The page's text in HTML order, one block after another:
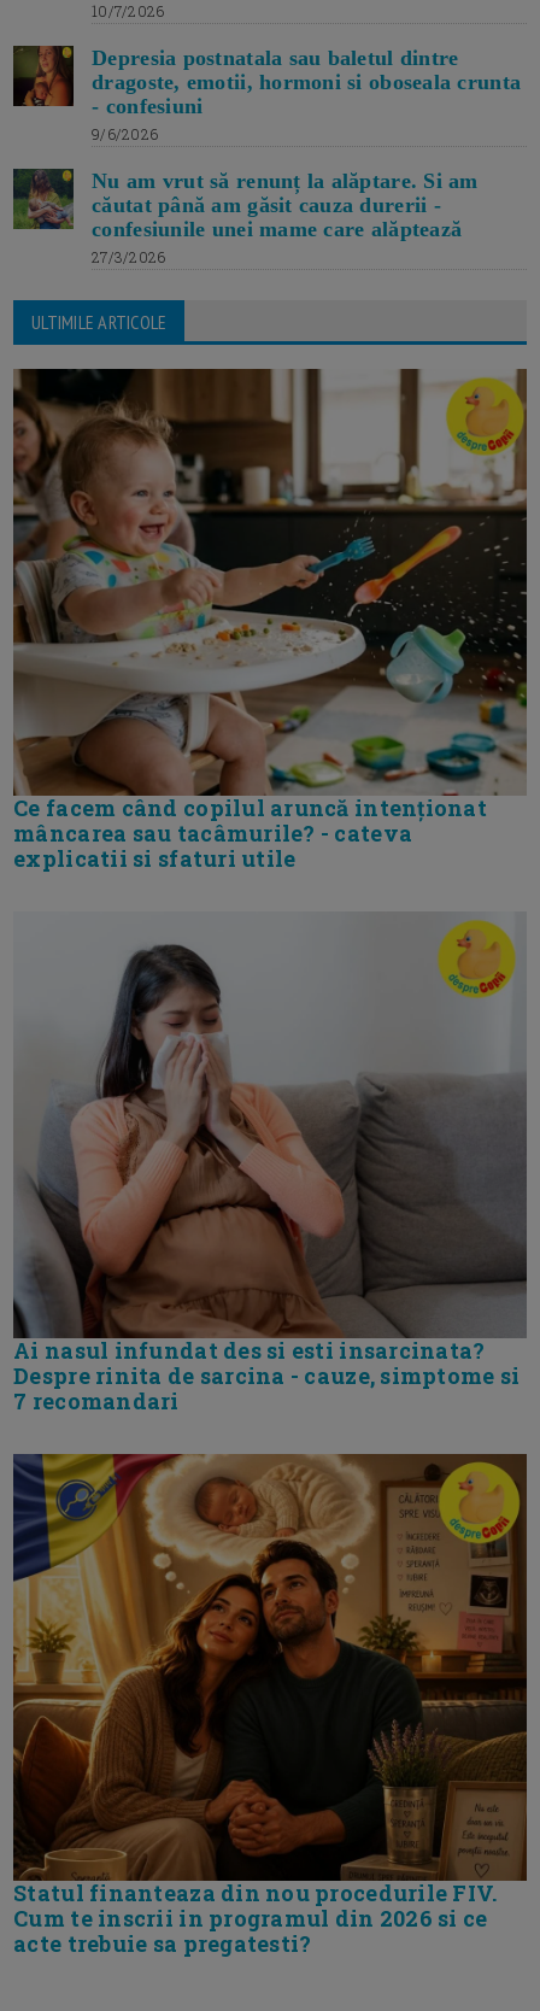
10/7/2026
Depresia postnatala sau baletul dintre
dragoste, emotii, hormoni si oboseala crunta
- confesiuni
9/6/2026
Nu am vrut să renunț la alăptare. Si am
căutat până am găsit cauza durerii -
confesiunile unei mame care alăptează
27/3/2026
ULTIMILE ARTICOLE
Ce facem când copilul aruncă intenționat
mâncarea sau tacâmurile? - cateva
explicatii si sfaturi utile
Ai nasul infundat des si esti insarcinata?
Despre rinita de sarcina - cauze, simptome si
7 recomandari
Statul finanteaza din nou procedurile FIV.
Cum te inscrii in programul din 2026 si ce
acte trebuie sa pregatesti?